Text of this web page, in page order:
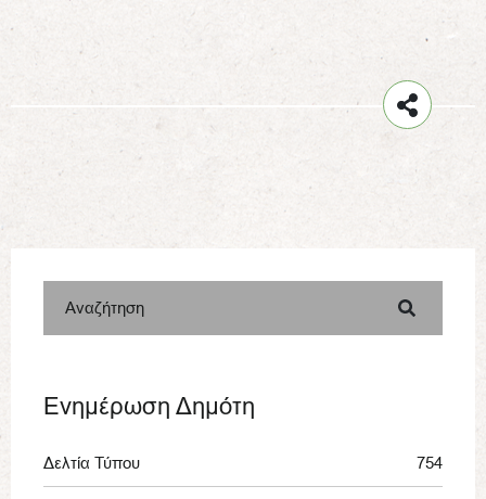
Αναζήτηση
Ενημέρωση Δημότη
Δελτία Τύπου 754